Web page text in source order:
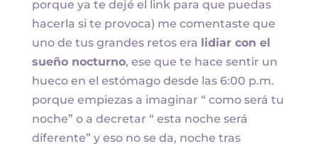
porque ya te dejé el link para que puedas
hacerla si te provoca) me comentaste que
uno de tus grandes retos era
lidiar con el
sueño nocturno, ese que te hace sentir un
hueco en el estómago desde las 6:00 p.m.
porque empiezas a imaginar “ como será tu
noche” o a decretar “ esta noche será
diferente” y eso no se da, noche tras